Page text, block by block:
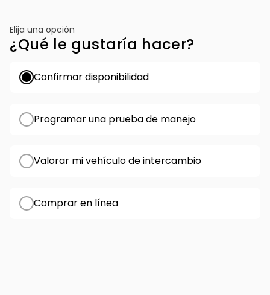
Elija una opción
¿Qué le gustaría hacer?
Confirmar disponibilidad
Programar una prueba de manejo
Valorar mi vehículo de intercambio
Comprar en línea